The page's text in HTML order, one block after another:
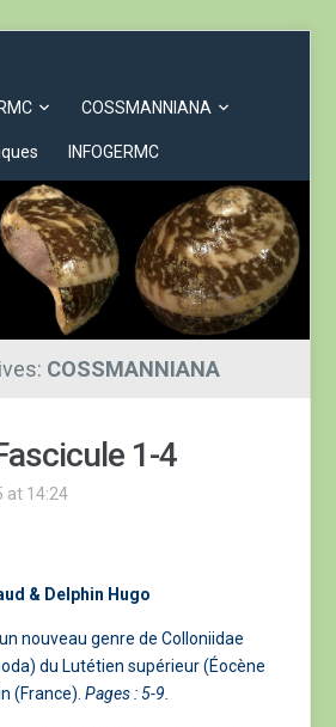
COSSMANNIANA
INFOGERMC
COSSMANNIANA
1-4
at 14:24
& Delphin Hugo
nouveau genre de Colloniidae
du Lutétien supérieur (Éocène
(France).Pages : 5-9.